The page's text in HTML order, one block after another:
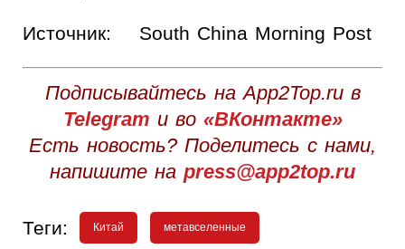
Источник: South China Morning Post
Подписывайтесь на App2Top.ru в
Telegram и во «ВКонтакте»
Есть новость? Поделитесь с нами,
напишите на press@app2top.ru
Теги: Китай метавселенные